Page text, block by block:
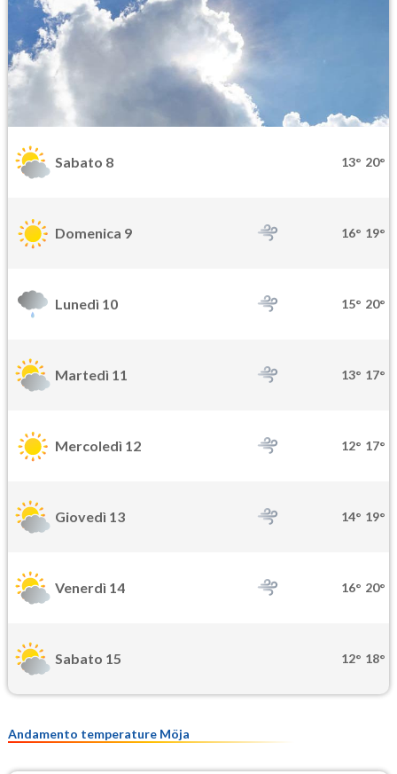
Sabato 8 13° 20°
Domenica 9 16° 19°
Lunedì 10 15° 20°
Martedì 11 13° 17°
Mercoledì 12 12° 17°
Giovedì 13 14° 19°
Venerdì 14 16° 20°
Sabato 15 12° 18°
Andamento temperature Möja